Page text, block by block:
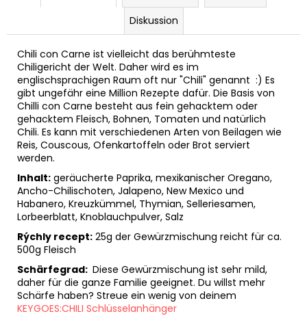
Diskussion
Chili con Carne ist vielleicht das berühmteste
Chiligericht der Welt. Daher wird es im
englischsprachigen Raum oft nur "Chili" genannt :) Es
gibt ungefähr eine Million Rezepte dafür. Die Basis von
Chilli con Carne besteht aus fein gehacktem oder
gehacktem Fleisch, Bohnen, Tomaten und natürlich
Chili. Es kann mit verschiedenen Arten von Beilagen wie
Reis, Couscous, Ofenkartoffeln oder Brot serviert
werden.
Inhalt: geräucherte Paprika, mexikanischer Oregano,
Ancho-Chilischoten, Jalapeno, New Mexico und
Habanero, Kreuzkümmel, Thymian, Selleriesamen,
Lorbeerblatt, Knoblauchpulver, Salz
Rýchly recept: 25g der Gewürzmischung reicht für ca.
500g Fleisch
Schärfegrad: Diese Gewürzmischung ist sehr mild,
daher für die ganze Familie geeignet. Du willst mehr
Schärfe haben? Streue ein wenig von deinem
KEYGOES:CHILI Schlüsselanhänger